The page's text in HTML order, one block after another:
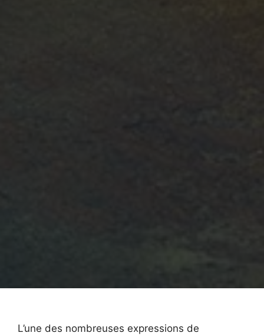
L’une des nombreuses expressions de